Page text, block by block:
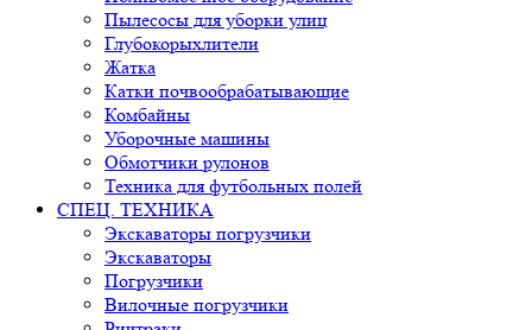
Пылесосы для уборки улиц
Глубокорыхлители
Жатка
Катки почвообрабатывающие
Комбайны
Уборочные машины
Обмотчики рулонов
Техника для футбольных полей
СПЕЦ. ТЕХНИКА
Экскаваторы погрузчики
Экскаваторы
Погрузчики
Вилочные погрузчики